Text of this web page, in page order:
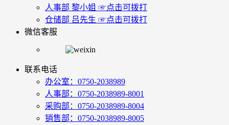
人事部 黎小姐 ☞点击可拨打
仓储部 吕先生 ☞点击可拨打
微信客服
联系电话
办公室：0750-2038989
人事部：0750-2038989-8001
采购部：0750-2038989-8004
销售部：0750-2038989-8005